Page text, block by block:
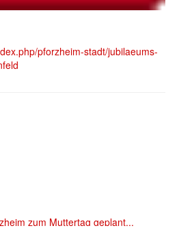
pforzheim-stadt/jubilaeums-
der Kräheneckstraße am 2. und 3.
Brücke: Vollsperrung vom 2. bis 13.
zum Muttertag geplant...